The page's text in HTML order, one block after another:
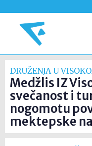
DRUŽENJA U
Medžlis IZ
svečanost i
nogomotu
mektepske